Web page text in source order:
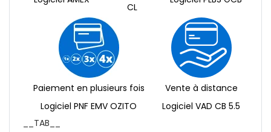
CL
Paiement en plusieurs fois
Vente à distance
Logiciel PNF EMV OZITO
Logiciel VAD CB 5.5
__TAB__